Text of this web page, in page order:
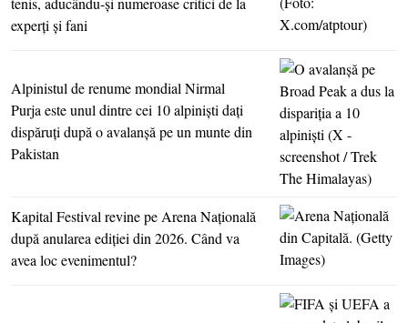
experţi şi fani
Alpinistul de renume mondial Nirmal
Purja este unul dintre cei 10 alpinişti daţi
dispăruţi după o avalanşă pe un munte din
Pakistan
Kapital Festival revine pe Arena Naţională
după anularea ediţiei din 2026. Când va
avea loc evenimentul?